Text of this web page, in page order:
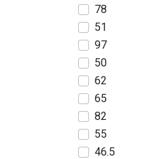
78
51
97
50
62
65
82
55
46.5